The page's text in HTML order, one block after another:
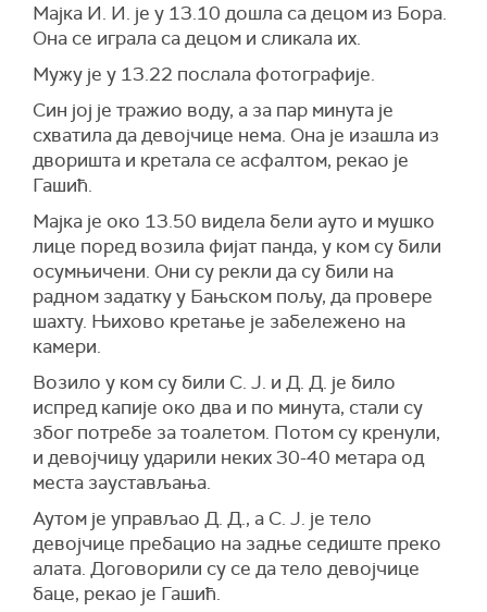
Мајка И. И. је у 13.10 дошла са децом из Бора.
Она се играла са децом и сликала их.
Мужу је у 13.22 послала фотографије.
Син јој је тражио воду, а за пар минута је
схватила да девојчице нема. Она је изашла из
дворишта и кретала се асфалтом, рекао је
Гашић.
Мајка је око 13.50 видела бели ауто и мушко
лице поред возила фијат панда, у ком су били
осумњичени. Они су рекли да су били на
радном задатку у Бањском пољу, да провере
шахту. Њихово кретање је забележено на
камери.
Возило у ком су били С. Ј. и Д. Д. је било
испред капије око два и по минута, стали су
због потребе за тоалетом. Потом су кренули,
и девојчицу ударили неких 30-40 метара од
места заустављања.
Аутом је управљао Д. Д., а С. Ј. је тело
девојчице пребацио на задње седиште преко
алата. Договорили су се да тело девојчице
баце, рекао је Гашић.